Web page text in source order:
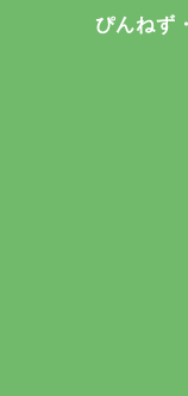
ぴんねず